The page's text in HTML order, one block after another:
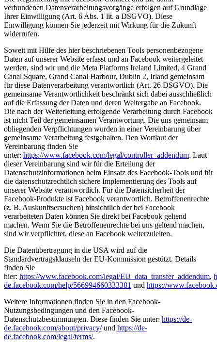
verbundenen Datenverarbeitungsvorgänge erfolgen auf Grundlage
Ihrer Einwilligung (Art. 6 Abs. 1 lit. a DSGVO). Diese
Einwilligung können Sie jederzeit mit Wirkung für die Zukunft
widerrufen.
Soweit mit Hilfe des hier beschriebenen Tools personenbezogene
Daten auf unserer Website erfasst und an Facebook weitergeleitet
werden, sind wir und die Meta Platforms Ireland Limited, 4 Grand
Canal Square, Grand Canal Harbour, Dublin 2, Irland gemeinsam
für diese Datenverarbeitung verantwortlich (Art. 26 DSGVO). Die
gemeinsame Verantwortlichkeit beschränkt sich dabei ausschließlich
auf die Erfassung der Daten und deren Weitergabe an Facebook.
Die nach der Weiterleitung erfolgende Verarbeitung durch Facebook
ist nicht Teil der gemeinsamen Verantwortung. Die uns gemeinsam
obliegenden Verpflichtungen wurden in einer Vereinbarung über
gemeinsame Verarbeitung festgehalten. Den Wortlaut der
Vereinbarung finden Sie
unter: https://www.facebook.com/legal/controller_addendum. Laut
dieser Vereinbarung sind wir für die Erteilung der
Datenschutzinformationen beim Einsatz des Facebook-Tools und für
die datenschutzrechtlich sichere Implementierung des Tools auf
unserer Website verantwortlich. Für die Datensicherheit der
Facebook-Produkte ist Facebook verantwortlich. Betroffenenrechte
(z. B. Auskunftsersuchen) hinsichtlich der bei Facebook
verarbeiteten Daten können Sie direkt bei Facebook geltend
machen. Wenn Sie die Betroffenenrechte bei uns geltend machen,
sind wir verpflichtet, diese an Facebook weiterzuleiten.
Die Datenübertragung in die USA wird auf die
Standardvertragsklauseln der EU-Kommission gestützt. Details
finden Sie
hier: https://www.facebook.com/legal/EU_data_transfer_addendum,
de.facebook.com/help/566994660333381 und https://
Weitere Informationen finden Sie in den Facebook-
Nutzungsbedingungen und den Facebook-
Datenschutzbestimmungen. Diese finden Sie unter: https://de-
de.facebook.com/about/privacy/und https://de-
de.facebook.com/legal/terms/.